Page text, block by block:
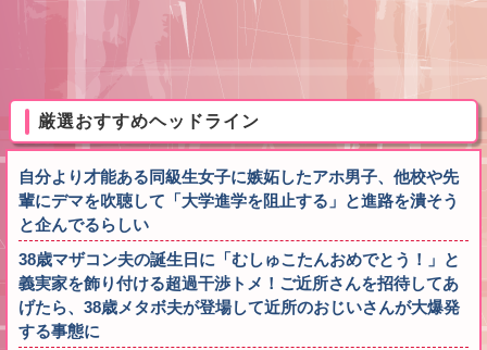
厳選おすすめヘッドライン
自分より才能ある同級生女子に嫉妬したアホ男子、他校や先
輩にデマを吹聴して「大学進学を阻止する」と進路を潰そう
と企んでるらしい
38歳マザコン夫の誕生日に「むしゅこたんおめでとう！」と
義実家を飾り付ける超過干渉トメ！ご近所さんを招待してあ
げたら、38歳メタボ夫が登場して近所のおじいさんが大爆発
する事態に